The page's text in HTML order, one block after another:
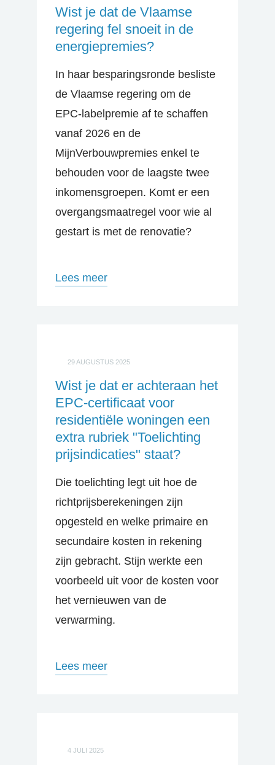
Wist je dat de Vlaamse
regering fel snoeit in de
energiepremies?
In haar besparingsronde besliste
de Vlaamse regering om de
EPC-labelpremie af te schaffen
vanaf 2026 en de
MijnVerbouwpremies enkel te
behouden voor de laagste twee
inkomensgroepen. Komt er een
overgangsmaatregel voor wie al
gestart is met de renovatie?
Lees meer
29 AUGUSTUS 2025
Wist je dat er achteraan het
EPC-certificaat voor
residentiële woningen een
extra rubriek "Toelichting
prijsindicaties" staat?
Die toelichting legt uit hoe de
richtprijsberekeningen zijn
opgesteld en welke primaire en
secundaire kosten in rekening
zijn gebracht. Stijn werkte een
voorbeeld uit voor de kosten voor
het vernieuwen van de
verwarming.
Lees meer
4 JULI 2025